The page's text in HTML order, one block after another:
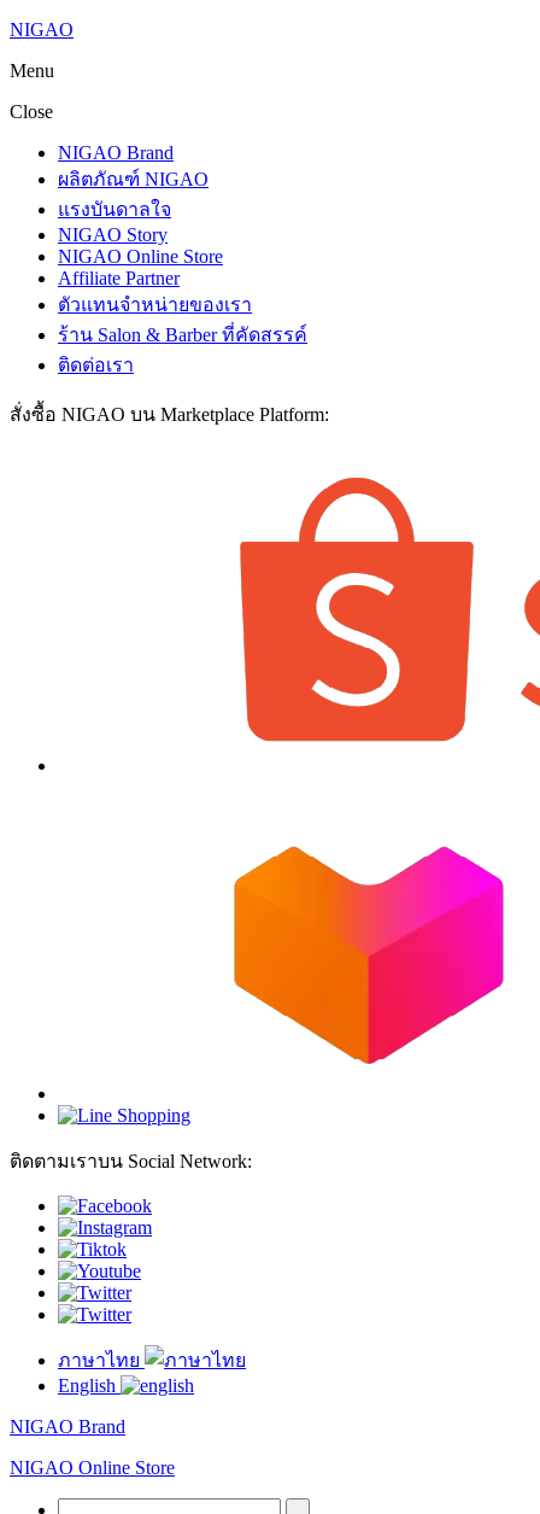
NIGAO
Menu
Close
NIGAO Brand
ผลิตภัณฑ์ NIGAO
แรงบันดาลใจ
NIGAO Story
NIGAO Online Store
Affiliate Partner
ตัวแทนจำหน่ายของเรา
ร้าน Salon & Barber ที่คัดสรรค์
ติดต่อเรา
สั่งซื้อ NIGAO บน Marketplace Platform:
ติดตามเราบน Social Network:
ภาษาไทย
English
NIGAO Brand
NIGAO Online Store